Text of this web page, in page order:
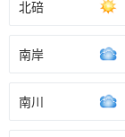
北碚
南岸
南川